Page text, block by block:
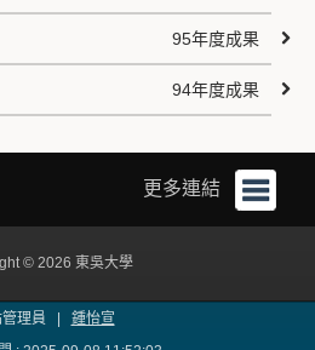
95年度成果
94年度成果
更多連結
© 2026 東吳大學
管理員 | 鍾怡宣